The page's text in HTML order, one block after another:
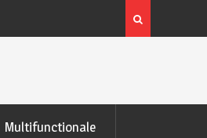
Bicicleta indoor cycling FitTronic®
Pareri
Multifunctionale